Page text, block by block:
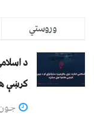
وروستي
د
کرښې
جون 22,